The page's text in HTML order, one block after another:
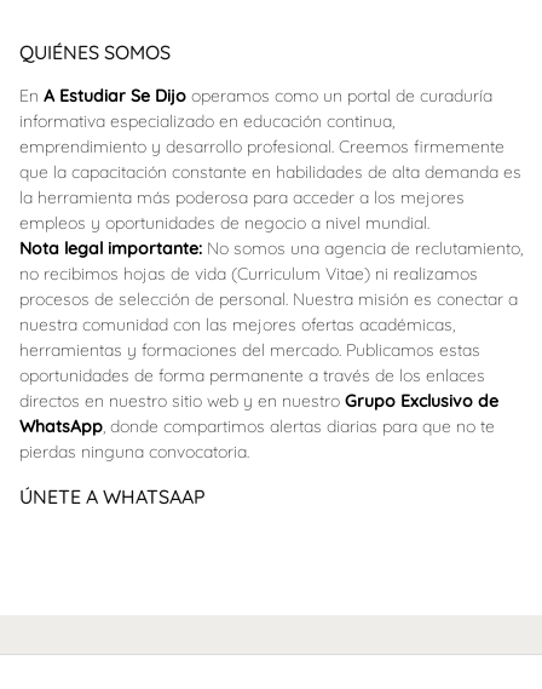
QUIÉNES SOMOS
En A Estudiar Se Dijo operamos como un portal de curaduría
informativa especializado en educación continua,
emprendimiento y desarrollo profesional. Creemos firmemente
que la capacitación constante en habilidades de alta demanda es
la herramienta más poderosa para acceder a los mejores
empleos y oportunidades de negocio a nivel mundial.
Nota legal importante: No somos una agencia de reclutamiento,
no recibimos hojas de vida (Curriculum Vitae) ni realizamos
procesos de selección de personal. Nuestra misión es conectar a
nuestra comunidad con las mejores ofertas académicas,
herramientas y formaciones del mercado. Publicamos estas
oportunidades de forma permanente a través de los enlaces
directos en nuestro sitio web y en nuestro Grupo Exclusivo de
WhatsApp, donde compartimos alertas diarias para que no te
pierdas ninguna convocatoria.
ÚNETE A WHATSAAP